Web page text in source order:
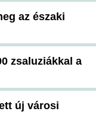
az északi
zsaluziákkal a
új városi